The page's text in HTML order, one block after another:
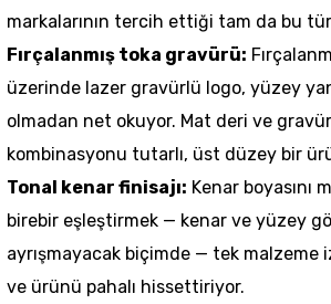
markalarının tercih ettiği tam da bu
Fırçalanmış toka gravürü:
üzerinde lazer gravürlü logo, yüzey
olmadan net okuyor. Mat deri ve
kombinasyonu tutarlı, üst düzey bir
Tonal kenar finisajı: Kenar boyasını
birebir eşleştirmek — kenar ve yüzey
ayrışmayacak biçimde — tek
ve ürünü pahalı hissettiriyor.